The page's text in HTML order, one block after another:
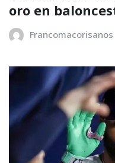
oro en
Francomacorisanos